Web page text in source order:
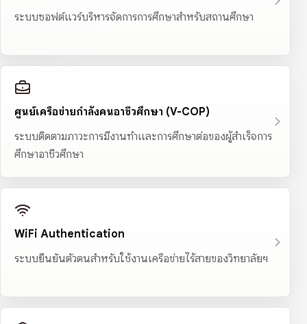
ระบบซอฟต์แวร์บริหารจัดการการศึกษาสำหรับสถานศึกษา
ศูนย์เครือข่ายกำลังคนอาชีวศึกษา (V-COP)
ระบบติดตามภาวะการมีงานทำและการศึกษาต่อของผู้สำเร็จการ
ศึกษาอาชีวศึกษา
WiFi Authentication
ระบบยืนยันตัวตนสำหรับใช้งานเครือข่ายไร้สายของวิทยาลัยฯ